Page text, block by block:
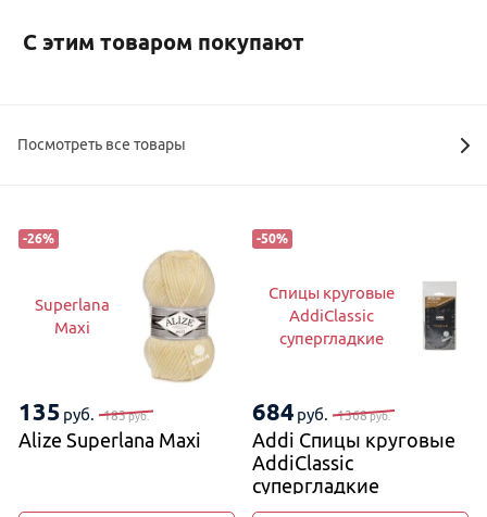
С этим товаром покупают
Посмотреть все товары
-26%
Superlana
Maxi
135 руб. 183руб.
Alize Superlana Maxi
-50%
Спицы круговые
AddiClassic
супергладкие
684 руб. 1368руб.
Addi Спицы круговые
AddiClassic
супергладкие